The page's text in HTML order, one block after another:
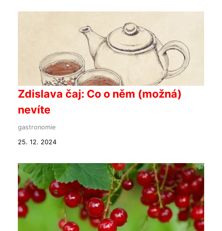
Zdislava čaj: Co o něm (možná)
nevíte
gastronomie
25. 12. 2024